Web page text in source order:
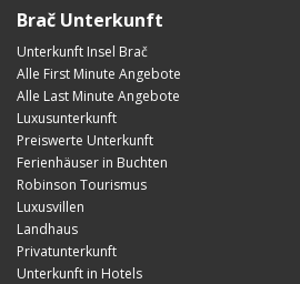
Brač Unterkunft
Unterkunft Insel Brač
Alle First Minute Angebote
Alle Last Minute Angebote
Luxusunterkunft
Preiswerte Unterkunft
Ferienhäuser in Buchten
Robinson Tourismus
Luxusvillen
Landhaus
Privatunterkunft
Unterkunft in Hotels